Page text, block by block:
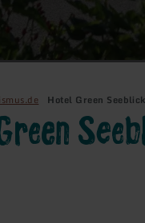
Hotel Green Seeblick